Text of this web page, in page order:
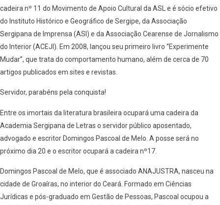
cadeira nº 11 do Movimento de Apoio Cultural da ASL e é sócio efetivo
do Instituto Histórico e Geográfico de Sergipe, da Associação
Sergipana de Imprensa (ASI) e da Associação Cearense de Jornalismo
do Interior (ACEJI). Em 2008, lançou seu primeiro livro “Experimente
Mudar”, que trata do comportamento humano, além de cerca de 70
artigos publicados em sites e revistas.
Servidor, parabéns pela conquista!
Entre os imortais da literatura brasileira ocupará uma cadeira da
Academia Sergipana de Letras o servidor público aposentado,
advogado e escritor Domingos Pascoal de Melo. A posse será no
próximo dia 20 e o escritor ocupará a cadeira nº17.
Domingos Pascoal de Melo, que é associado ANAJUSTRA, nasceu na
cidade de Groaíras, no interior do Ceará. Formado em Ciências
Jurídicas e pós-graduado em Gestão de Pessoas, Pascoal ocupou a